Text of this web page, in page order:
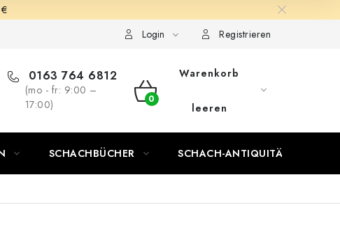
Login Registrieren
0163 764 6812
(mo - fr: 9:00 –
17:00)
WARENKORB
Warenkorb
leeren
SCHACHBÜCHER SCHACH-ANTIQUITÄTENLADEN